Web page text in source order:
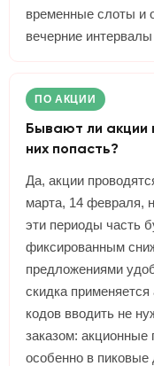
временные слоты и
вечерние
ПО АКЦИИ
Бывают ли акции
них попасть?
Да, акции
марта, 14 февраля,
эти периоды часть
фиксированным
предложениями
скидка
кодов вводить не
заказом: акционные
особенно в пиковые